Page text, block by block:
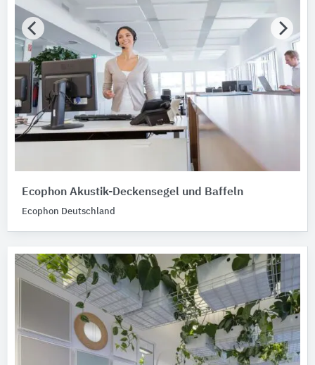
Ecophon Akustik-Deckensegel und Baffeln
Ecophon Deutschland